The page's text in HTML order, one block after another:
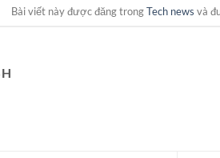
Bài viết này được đăng trongTech news và